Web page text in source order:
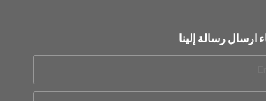
ارسال رسالة إلينا